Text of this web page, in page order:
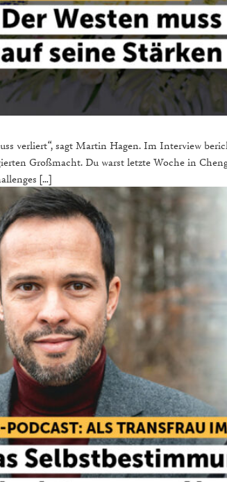
verliert“, sagt Martin Hagen. Im Interview
Großmacht. Du warst letzte Woche in
[…]